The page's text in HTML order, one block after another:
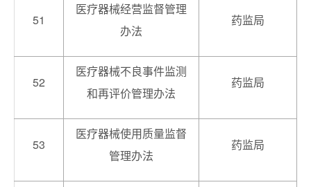
51
医疗器械经营监督管理
办法
药监局
52
医疗器械不良事件监测
和再评价管理办法
药监局
53
医疗器械使用质量监督
管理办法
药监局